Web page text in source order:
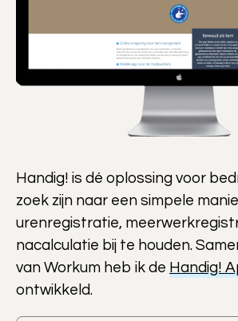
Handig! is dé oplossing voor
zoek zijn naar een simpele
urenregistratie,
nacalculatie bij te houden.
van Workum heb ik de Handig!
ontwikkeld.